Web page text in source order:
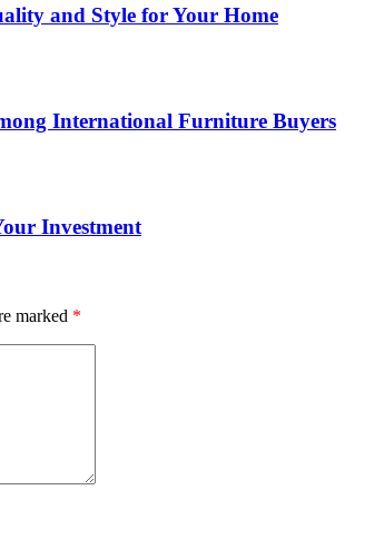
and Style for Your Home
International Furniture Buyers
Investment
marked *